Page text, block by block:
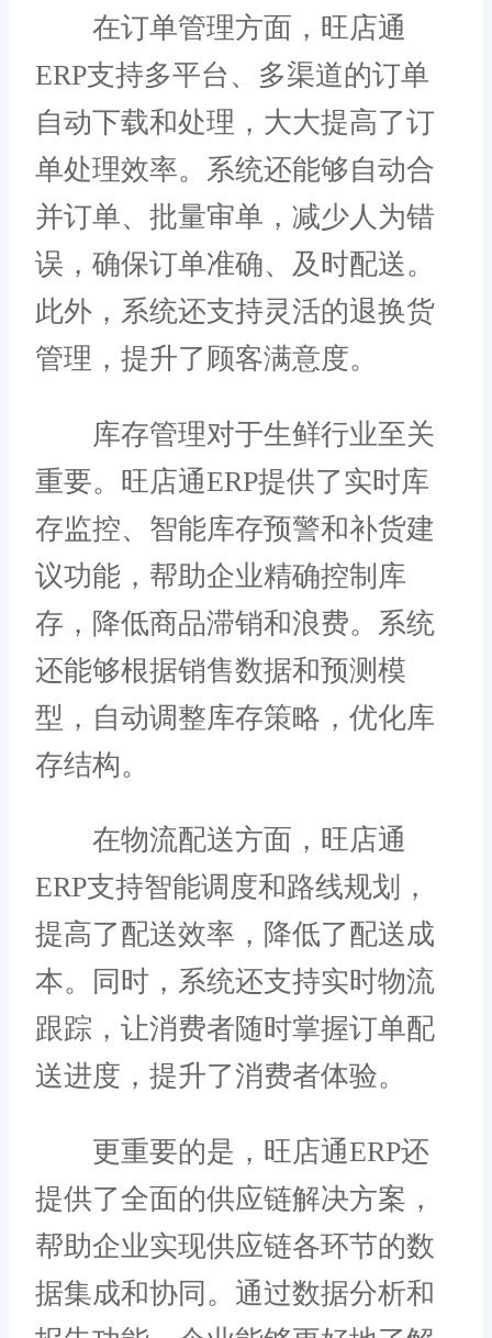
在订单管理方面，旺店通
ERP支持多平台、多渠道的订单
自动下载和处理，大大提高了订
单处理效率。系统还能够自动合
并订单、批量审单，减少人为错
误，确保订单准确、及时配送。
此外，系统还支持灵活的退换货
管理，提升了顾客满意度。
库存管理对于生鲜行业至关
重要。旺店通ERP提供了实时库
存监控、智能库存预警和补货建
议功能，帮助企业精确控制库
存，降低商品滞销和浪费。系统
还能够根据销售数据和预测模
型，自动调整库存策略，优化库
存结构。
在物流配送方面，旺店通
ERP支持智能调度和路线规划，
提高了配送效率，降低了配送成
本。同时，系统还支持实时物流
跟踪，让消费者随时掌握订单配
送进度，提升了消费者体验。
更重要的是，旺店通ERP还
提供了全面的供应链解决方案，
帮助企业实现供应链各环节的数
据集成和协同。通过数据分析和